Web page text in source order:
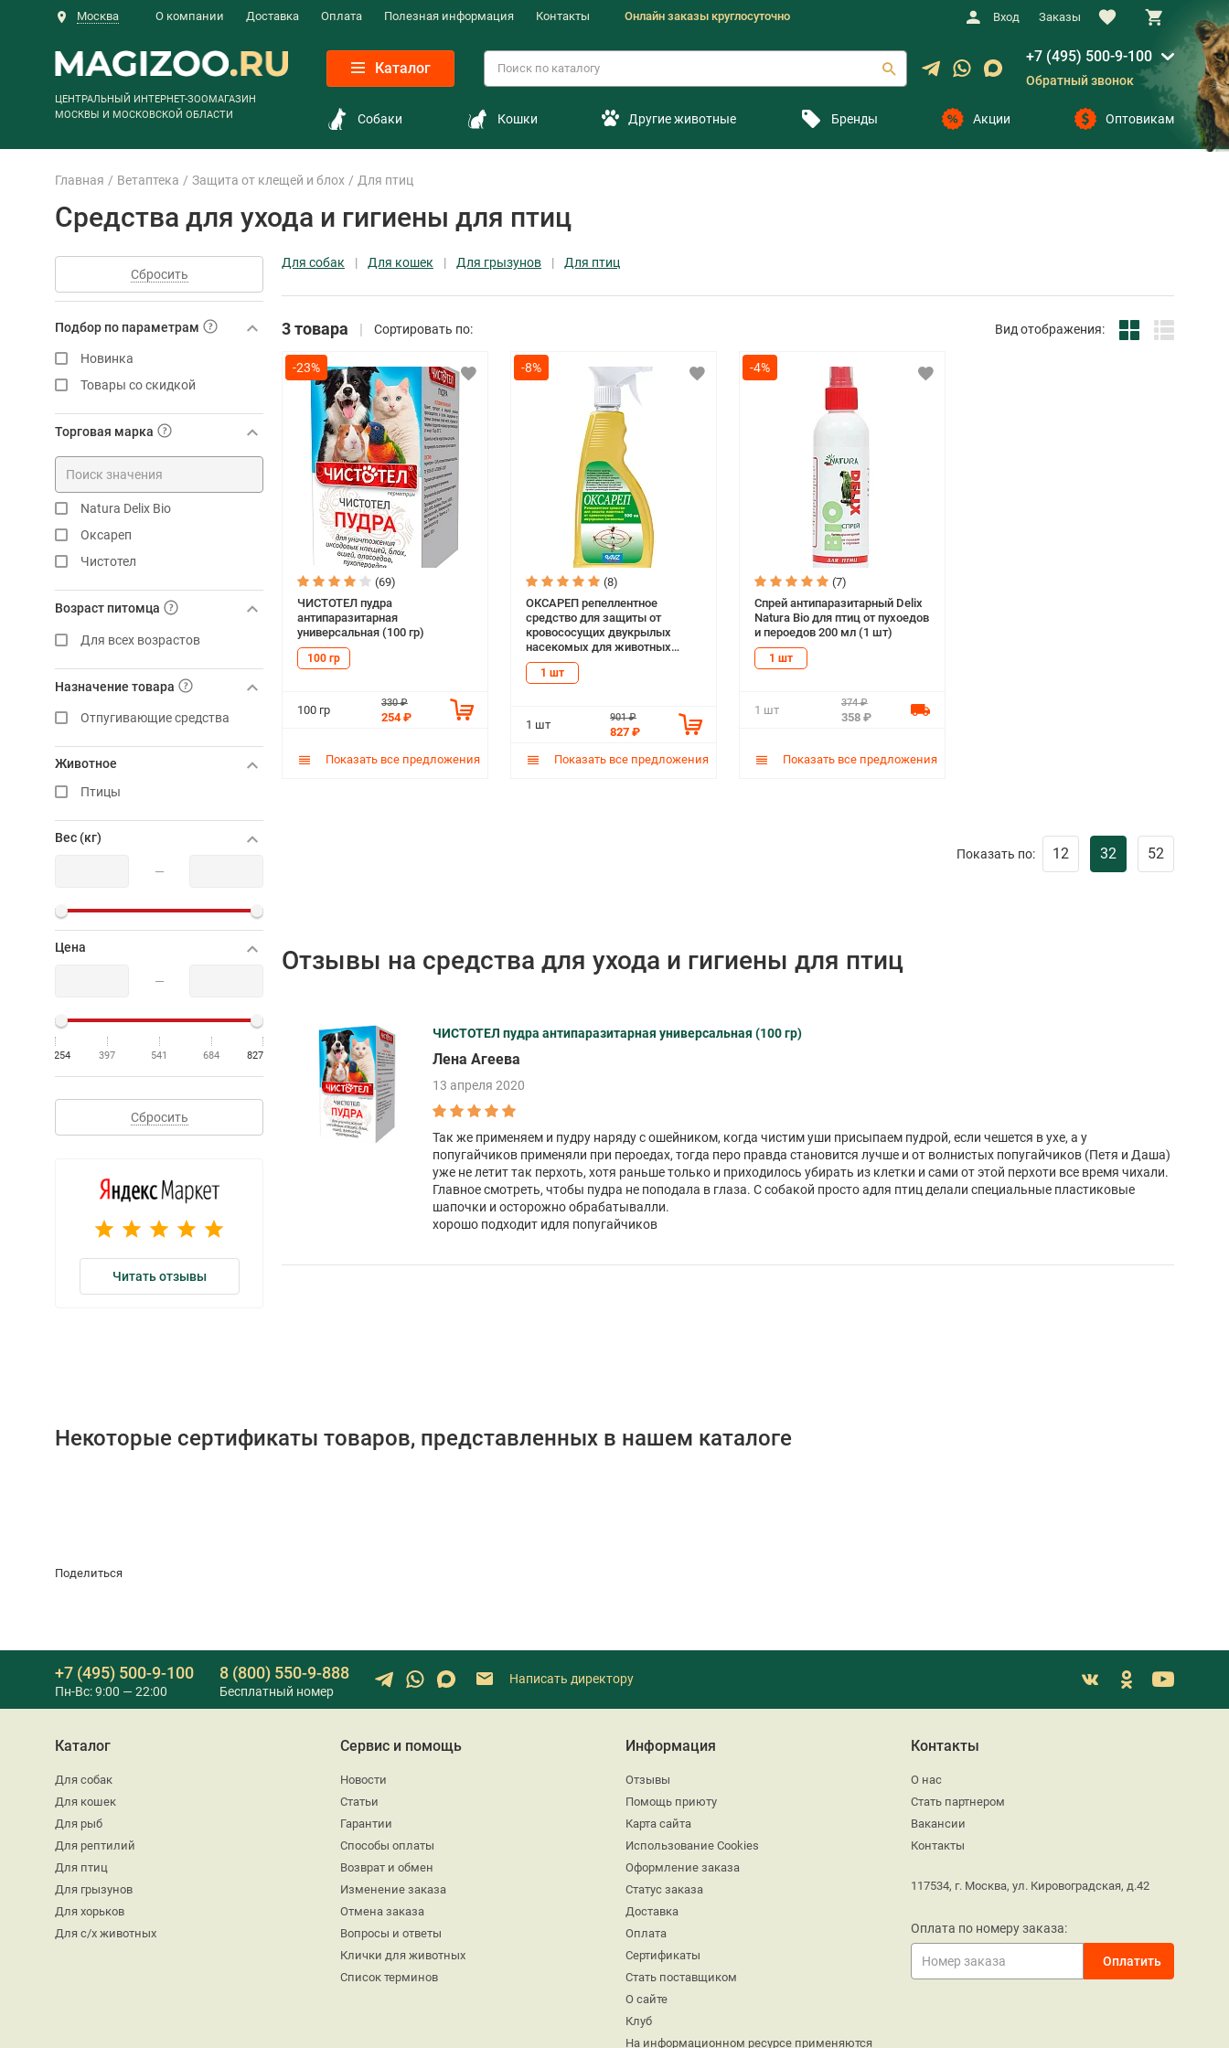
Москва О компании Доставка Оплата Полезная информация Контакты Онлайн заказы круглосуточно Вход Заказы
ЦЕНТРАЛЬНЫЙ ИНТЕРНЕТ-ЗООМАГАЗИН
МОСКВЫ И МОСКОВСКОЙ ОБЛАСТИ
Каталог
+7 (495) 500-9-100
Обратный звонок
Собаки Кошки Другие животные Бренды Акции Оптовикам
Главная Ветаптека Защита от клещей и блох Для птиц
Средства для ухода и гигиены для птиц
Сбросить
Подбор по параметрам
Новинка
Товары со скидкой
Торговая марка
Natura Delix Bio
Оксареп
Чистотел
Возраст питомца
Для всех возрастов
Назначение товара
Отпугивающие средства
Животное
Птицы
Вес (кг)
—
Цена
—
254 397 541 684 827
Сбросить
Читать отзывы
Для собак Для кошек Для грызунов Для птиц
3 товара Сортировать по: Вид отображения:
-23%
(69)
ЧИСТОТЕЛ пудра
антипаразитарная
универсальная (100 гр)
100 гр
100 гр
330 ₽
254 ₽
Показать все предложения
-8%
(8)
ОКСАРЕП репеллентное
средство для защиты от
кровососущих двукрылых
насекомых для животных
спрей 500 мл АВЗ (1 шт)
1 шт
1 шт
901 ₽
827 ₽
Показать все предложения
-4%
(7)
Спрей антипаразитарный Delix
Natura Bio для птиц от пухоедов
и пероедов 200 мл (1 шт)
1 шт
1 шт
374 ₽
358 ₽
Показать все предложения
Показать по: 12 32 52
Отзывы на средства для ухода и гигиены для птиц
ЧИСТОТЕЛ пудра антипаразитарная универсальная (100 гр)
Лена Агеева
13 апреля 2020
Так же применяем и пудру наряду с ошейником, когда чистим уши присыпаем пудрой, если чешется в ухе, а у
попугайчиков применяли при пероедах, тогда перо правда становится лучше и от волнистых попугайчиков (Петя и Даша)
уже не летит так перхоть, хотя раньше только и приходилось убирать из клетки и сами от этой перхоти все время чихали.
Главное смотреть, чтобы пудра не поподала в глаза. С собакой просто адля птиц делали специальные пластиковые
шапочки и осторожно обрабатывалли.
хорошо подходит идля попугайчиков
Некоторые сертификаты товаров, представленных в нашем каталоге
Поделиться
+7 (495) 500-9-100
Пн-Вс: 9:00 — 22:00
8 (800) 550-9-888
Бесплатный номер
Написать директору
Каталог
Для собак
Для кошек
Для рыб
Для рептилий
Для птиц
Для грызунов
Для хорьков
Для с/х животных
Сервис и помощь
Новости
Статьи
Гарантии
Способы оплаты
Возврат и обмен
Изменение заказа
Отмена заказа
Вопросы и ответы
Клички для животных
Список терминов
Информация
Отзывы
Помощь приюту
Карта сайта
Использование Cookies
Оформление заказа
Статус заказа
Доставка
Оплата
Сертификаты
Стать поставщиком
О сайте
Клуб
На информационном ресурсе применяются
Контакты
О нас
Стать партнером
Вакансии
Контакты
117534, г. Москва, ул. Кировоградская, д.42
Оплата по номеру заказа: